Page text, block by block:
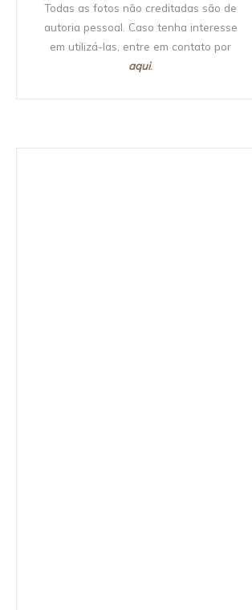
Todas as fotos não creditadas são de
autoria pessoal. Caso tenha interesse
em utilizá-las, entre em contato por
aqui.